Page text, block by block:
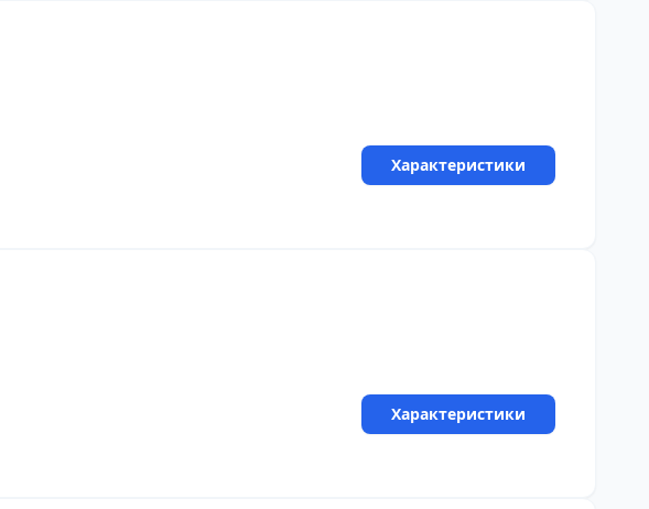
Характеристики
Характеристики